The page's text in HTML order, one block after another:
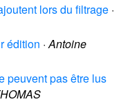
lors du filtrage ·
édition ·Antoine
peuvent pas être lus